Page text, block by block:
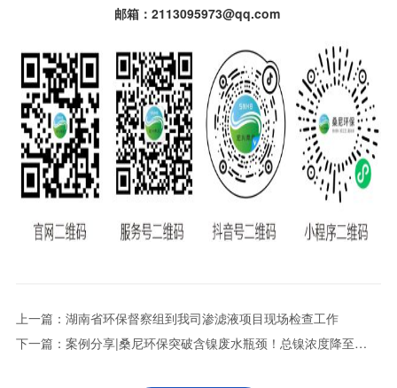
邮箱：2113095973@qq.com
上一篇：湖南省环保督察组到我司渗滤液项目现场检查工作
下一篇：案例分享|桑尼环保突破含镍废水瓶颈！总镍浓度降至